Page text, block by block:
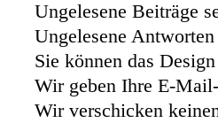
Ungelesene Beiträge
Ungelesene
Sie können das
Wir geben Ihre E-
Wir verschicken